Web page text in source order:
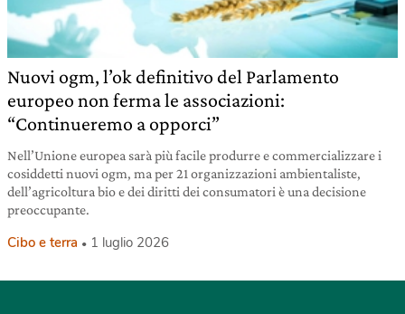
Nuovi ogm, l’ok definitivo del Parlamento
europeo non ferma le associazioni:
“Continueremo a opporci”
Nell’Unione europea sarà più facile produrre e commercializzare i
cosiddetti nuovi ogm, ma per 21 organizzazioni ambientaliste,
dell’agricoltura bio e dei diritti dei consumatori è una decisione
preoccupante.
Cibo e terra 1 luglio 2026